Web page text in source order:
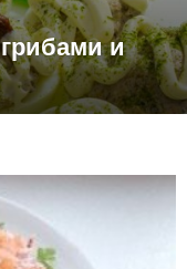
и